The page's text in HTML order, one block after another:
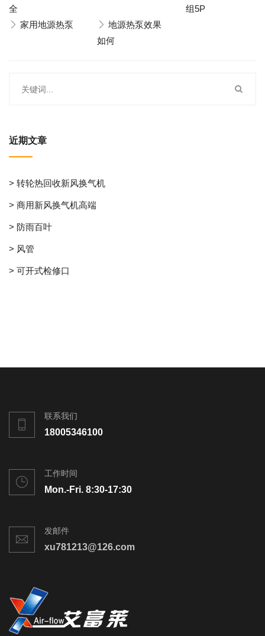
全
组5P
家用地源热泵
地源热泵效果
如何
近期文章
> 转轮热回收新风换气机
> 商用新风换气机高端
> 防雨百叶
> 风管
> 可开式检修口
联系我们
18005346100
工作时间
Mon.-Fri. 8:30-17:30
发邮件
xu781213@126.com